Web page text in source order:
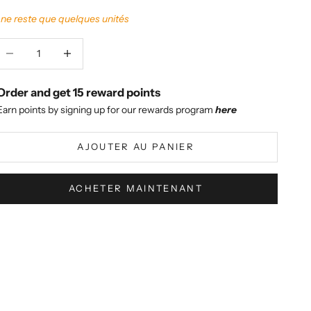
reste que quelques unités
and get15 reward points
points by signing up for our rewards programhere
AJOUTER AU PANIER
ACHETER MAINTENANT